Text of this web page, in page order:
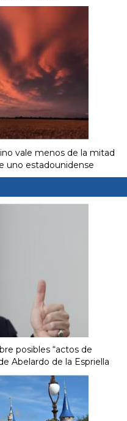
vale menos de la mitad
uno estadounidense
posibles “actos de
Abelardo de la Espriella